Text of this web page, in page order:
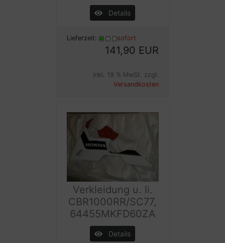
Details
Lieferzeit: sofort
141,90 EUR
inkl. 19 % MwSt. zzgl.
Versandkosten
Verkleidung u. li.
CBR1000RR/SC77,
64455MKFD60ZA
Details